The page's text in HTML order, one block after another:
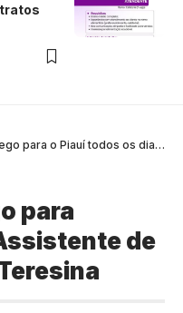
Vagas Piauí - Oportunidades de emprego para o Piauí todos os dias>
para
de